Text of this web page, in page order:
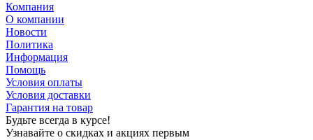
Компания
О компании
Новости
Политика
Информация
Помощь
Условия оплаты
Условия доставки
Гарантия на товар
Будьте всегда в курсе!
Узнавайте о скидках и акциях первым